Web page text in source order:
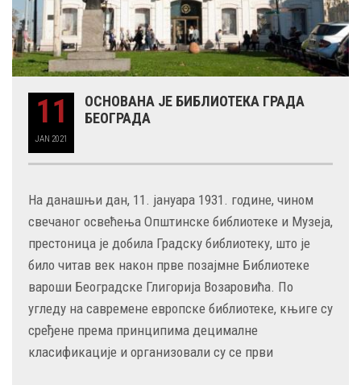
11
JAN 2021
ОСНОВАНА ЈЕ БИБЛИОТЕКА ГРАДА
БЕОГРАДА
На данашњи дан, 11. јануара 1931. године, чином
свечаног освећења Општинске библиотеке и Музеја,
престоница је добила Градску библиотеку, што је
било читав век након првe позајмне Библиотеке
вароши Београдске Глигорија Возаровића. По
угледу на савремене европске библиотеке, књиге су
сређене према принципима децималне
класификације и организовали су се први